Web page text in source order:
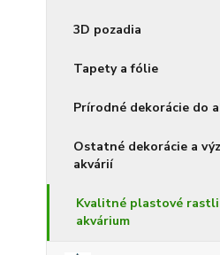
3D pozadia
Tapety a fólie
Prírodné dekorácie do
Ostatné dekorácie a
akvárií
Kvalitné plastové
akvárium